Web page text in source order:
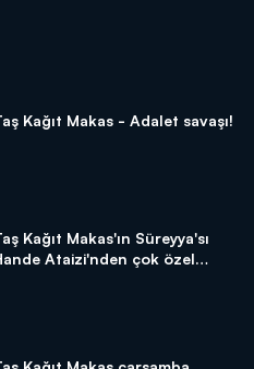
Kağıt Makas - Adalet savaşı!
Kağıt Makas'ın Süreyya'sı
Ataizi'nden çok özel